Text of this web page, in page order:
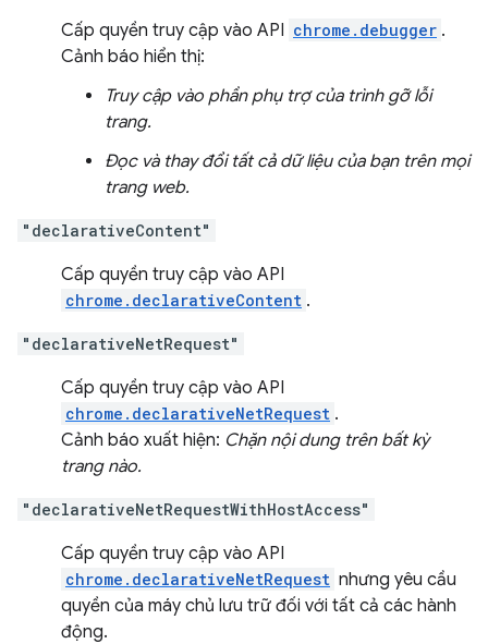
Cấp quyền truy cập vào API chrome.debugger .
Cảnh báo hiển thị:
Truy cập vào phần phụ trợ của trình gỡ lỗi
trang.
Đọc và thay đổi tất cả dữ liệu của bạn trên mọi
trang web.
"declarativeContent"
Cấp quyền truy cập vào API
chrome.declarativeContent .
"declarativeNetRequest"
Cấp quyền truy cập vào API
chrome.declarativeNetRequest .
Cảnh báo xuất hiện: Chặn nội dung trên bất kỳ
trang nào.
"declarativeNetRequestWithHostAccess"
Cấp quyền truy cập vào API
chrome.declarativeNetRequest nhưng yêu cầu
quyền của máy chủ lưu trữ đối với tất cả các hành
động.